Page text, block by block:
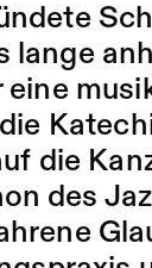
lange
die
des